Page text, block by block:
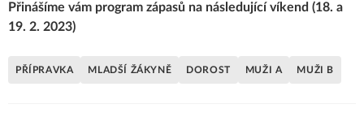
Přinášíme vám program zápasů na následující víkend (18. a
19. 2. 2023)
PŘÍPRAVKA MLADŠÍ ŽÁKYNĚ DOROST MUŽI A MUŽI B